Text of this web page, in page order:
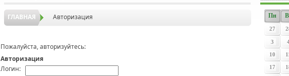
ГЛАВНАЯ Авторизация
Пожалуйста, авторизуйтесь:
Авторизация
Логин:
Пн
27
3
10
17